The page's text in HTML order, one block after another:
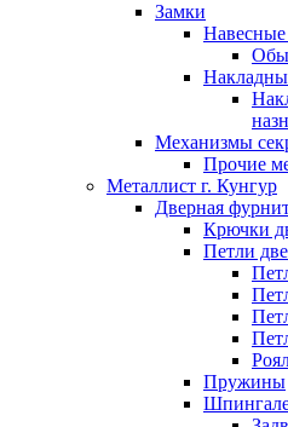
Замки
Навесные
Механизмы
Прочие
Металлист г. Кунгур
Дверная
Крючки
Петли
Пружины